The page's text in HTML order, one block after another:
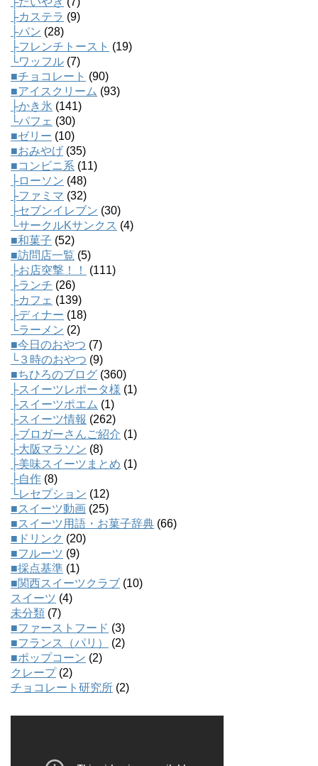
├カステラ (9)
├パン (28)
├フレンチトースト (19)
└ワッフル (7)
■チョコレート (90)
■アイスクリーム (93)
├かき氷 (141)
└パフェ (30)
■ゼリー (10)
■おみやげ (35)
■コンビニ系 (11)
├ローソン (48)
├ファミマ (32)
├セブンイレブン (30)
└サークルKサンクス (4)
■和菓子 (52)
■訪問店一覧 (5)
├お店突撃！！
(111)
├ランチ (26)
├カフェ (139)
├ディナー (18)
└ラーメン (2)
■今日のおやつ (7)
└３時のおやつ (9)
■ちひろのブログ (360)
├スイーツレポータ様 (1)
├スイーツポエム (1)
├スイーツ情報 (262)
├ブロガーさんご紹介 (1)
├大阪マラソン (8)
├美味スイーツまとめ (1)
├自作 (8)
└レセプション (12)
■スイーツ動画 (25)
■スイーツ用語・お菓子辞典 (66)
■ドリンク (20)
■フルーツ (9)
■採点基準 (1)
■関西スイーツクラブ (10)
スイーツ (4)
未分類 (7)
■ファーストフード (3)
■フランス（パリ）
(2)
■ポップコーン (2)
クレープ(2)
チョコレート研究所 (2)